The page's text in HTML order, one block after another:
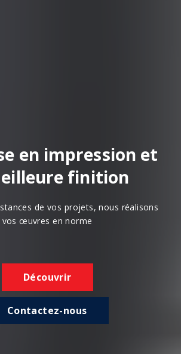
en impression et
finition
de vos projets, nous réalisons
vos œuvres en norme
Découvrir
Contactez-nous